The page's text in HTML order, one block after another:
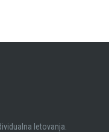
letovanja.